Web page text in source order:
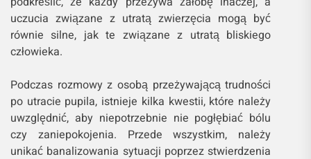
uczucia związane z utratą zwierzęcia mogą być
równie silne, jak te związane z utratą bliskiego
człowieka.
Podczas rozmowy z osobą przeżywającą trudności
po utracie pupila, istnieje kilka kwestii, które należy
uwzględnić, aby niepotrzebnie nie pogłębiać bólu
czy zaniepokojenia. Przede wszystkim, należy
unikać banalizowania sytuacji poprzez stwierdzenia